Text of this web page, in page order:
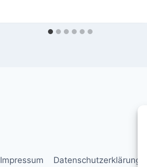
Impressum Datenschutz­erklärung